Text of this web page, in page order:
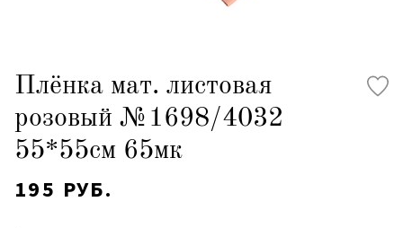
Плёнка мат. листовая
розовый №1698/4032
55*55см 65мк
195 РУБ.